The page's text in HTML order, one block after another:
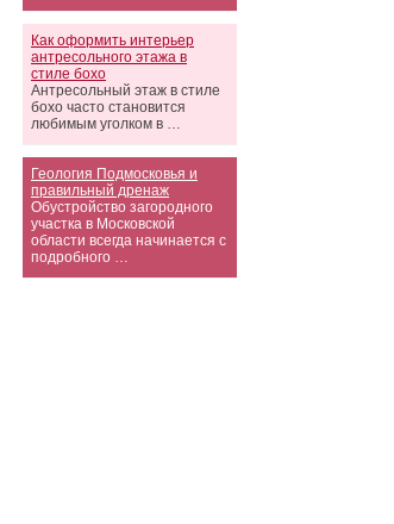
Как оформить интерьер
антресольного этажа в
стиле бохо
Антресольный этаж в стиле
бохо часто становится
любимым уголком в …
Геология Подмосковья и
правильный дренаж
Обустройство загородного
участка в Московской
области всегда начинается с
подробного …